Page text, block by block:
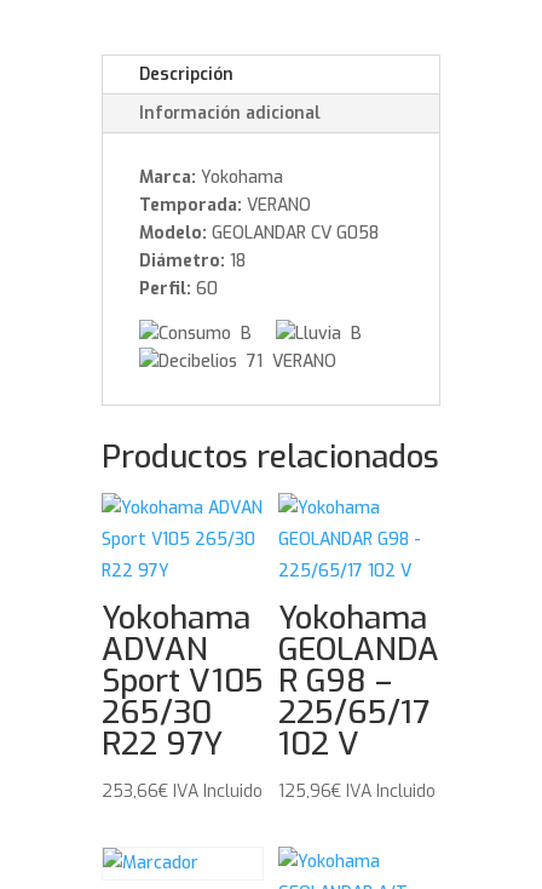
Descripción
Información adicional
Marca: Yokohama
Temporada: VERANO
Modelo: GEOLANDAR CV G058
Diámetro: 18
Perfil: 60
B
B
71 VERANO
Productos relacionados
Yokohama
ADVAN
Sport V105
265/30
R22 97Y
253,66€ IVA Incluido
Yokohama
GEOLANDA
R G98 –
225/65/17
102 V
125,96€ IVA Incluido